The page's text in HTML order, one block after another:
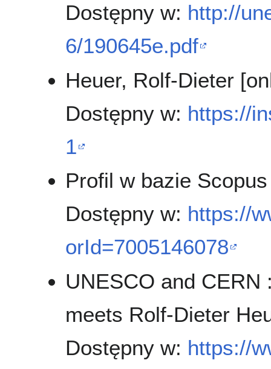
Dostępny w: http://
6/190645e.pdf
Heuer, Rolf-Dieter
Dostępny w: https://
1
Profil w bazie
Dostępny w: https://
orId=7005146078
UNESCO and
meets Rolf-Dieter
Dostępny w: https://